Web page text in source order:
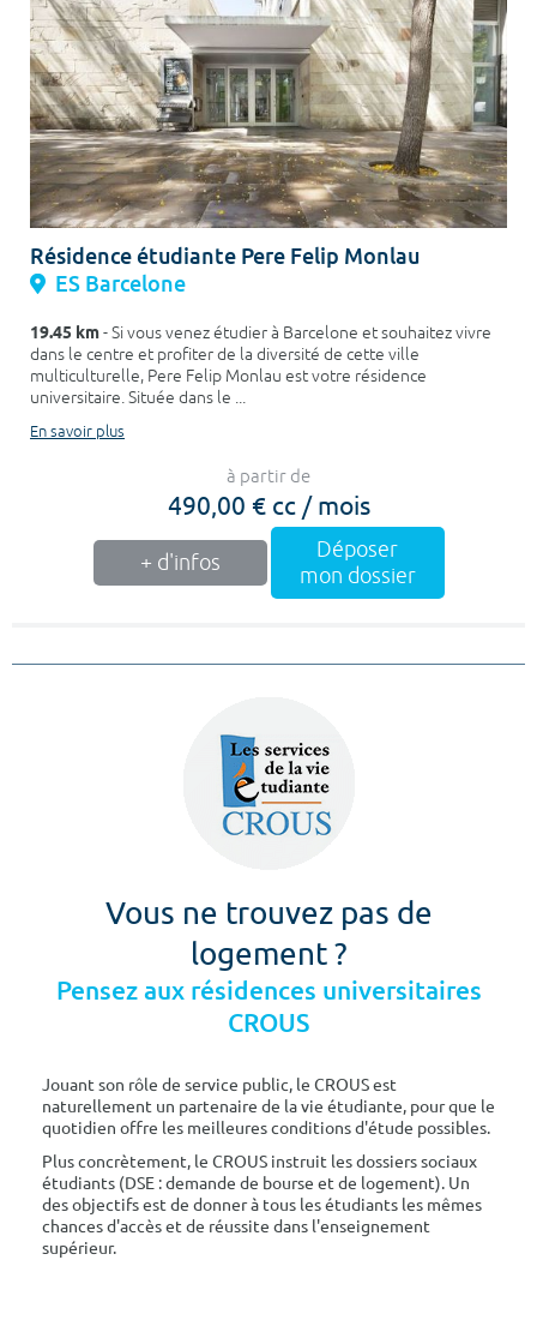
Résidence étudiante Pere Felip Monlau
ES Barcelone
19.45 km- Si vous venez étudier à Barcelone et souhaitez vivre
dans le centre et profiter de la diversité de cette ville
multiculturelle, Pere Felip Monlau est votre résidence
universitaire. Située dans le ...
En savoir plus
à partir de
490,00 € cc / mois
+ d'infos
Déposer
mon dossier
Vous ne trouvez pas de
logement ?
Pensez aux résidences universitaires
CROUS
Jouant son rôle de service public, le CROUS est
naturellement un partenaire de la vie étudiante, pour que le
quotidien offre les meilleures conditions d'étude possibles.
Plus concrètement, le CROUS instruit les dossiers sociaux
étudiants (DSE : demande de bourse et de logement). Un
des objectifs est de donner à tous les étudiants les mêmes
chances d'accès et de réussite dans l'enseignement
supérieur.